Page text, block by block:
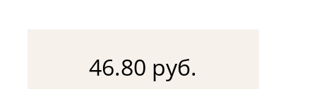
46.80 руб.